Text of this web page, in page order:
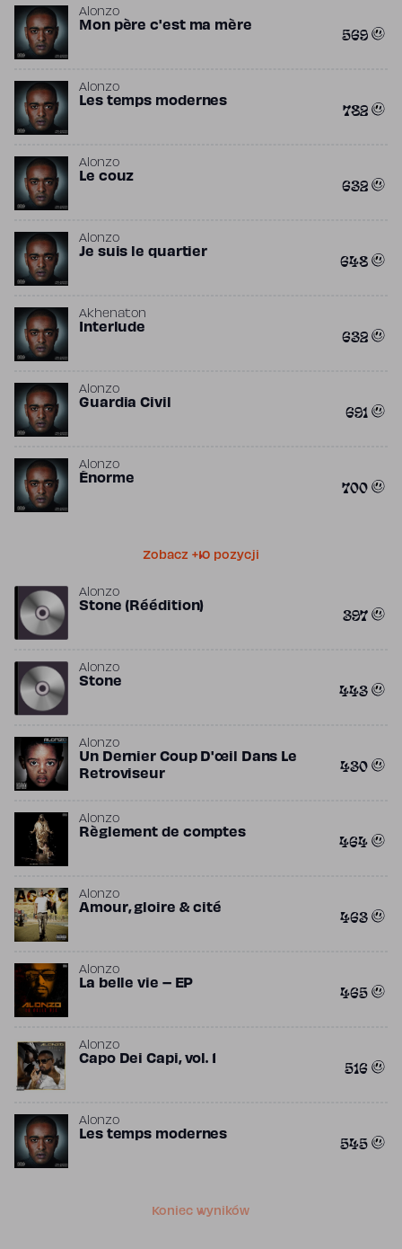
Alonzo
Mon père c'est ma mère 569
Alonzo
Les temps modernes 782
Alonzo
Le couz 632
Alonzo
Je suis le quartier 648
Akhenaton
Interlude 632
Alonzo
Guardia Civil 691
Alonzo
Énorme 700
Zobacz +10 pozycji
Alonzo
Stone (Réédition) 397
Alonzo
Stone 443
Alonzo
Un Dernier Coup D'œil Dans Le
Retroviseur
430
Alonzo
Règlement de comptes 464
Alonzo
Amour, gloire & cité 463
Alonzo
La belle vie – EP 465
Alonzo
Capo Dei Capi, vol. 1 516
Alonzo
Les temps modernes 545
Koniec wyników